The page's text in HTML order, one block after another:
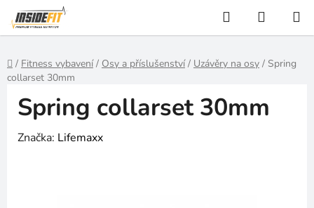
Přejít
na
obsah
Hledat
KOŠÍK
Domů
/ Fitness vybavení / Osy a příslušenství / Uzávěry na osy / Spring
collarset 30mm
Spring collarset 30mm
Značka: Lifemaxx